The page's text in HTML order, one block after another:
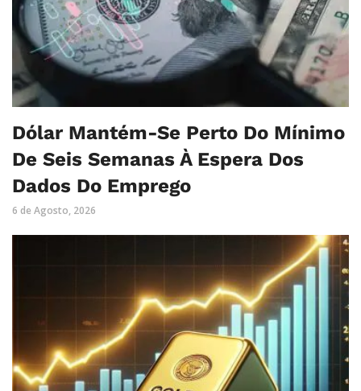
Dólar Mantém-Se Perto Do Mínimo
De Seis Semanas À Espera Dos
Dados Do Emprego
6 de Agosto, 2026